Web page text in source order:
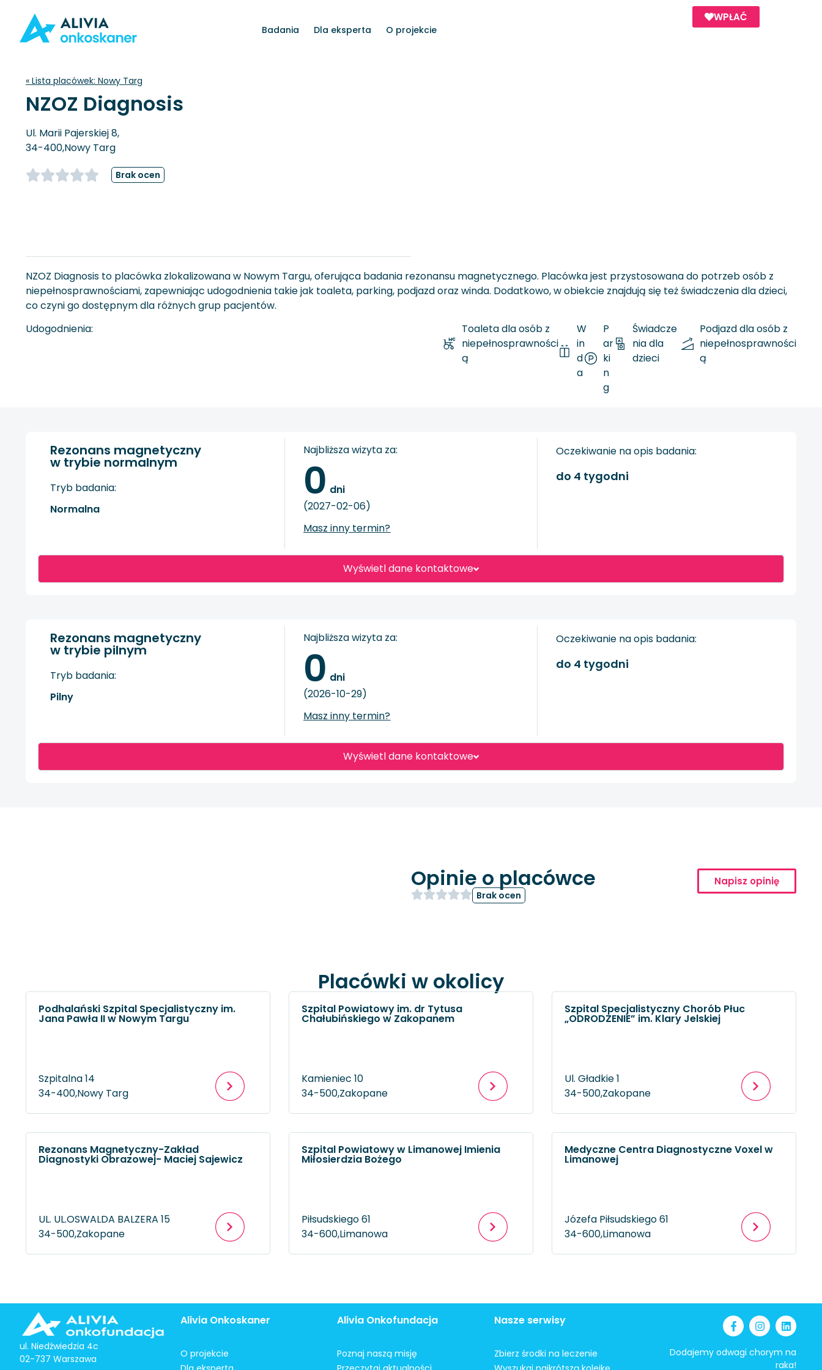
Badania Dla eksperta O projekcie
WPŁAĆ
« Lista placówek: Nowy Targ
NZOZ Diagnosis
Ul. Marii Pajerskiej 8,
34-400,Nowy Targ
Brak ocen
NZOZ Diagnosis to placówka zlokalizowana w Nowym Targu, oferująca badania rezonansu magnetycznego. Placówka jest przystosowana do potrzeb osób z
niepełnosprawnościami, zapewniając udogodnienia takie jak toaleta, parking, podjazd oraz winda. Dodatkowo, w obiekcie znajdują się też świadczenia dla dzieci,
co czyni go dostępnym dla różnych grup pacjentów.
Udogodnienia:
Toaleta dla osób z
niepełnosprawności
ą
W
in
d
a
P
ar
ki
n
g
Świadcze
nia dla
dzieci
Podjazd dla osób z
niepełnosprawności
ą
Wyświetl dane kontaktowe
Rezonans magnetyczny
w trybie normalnym
Tryb badania:
Normalna
Najbliższa wizyta za:
0 dni
(2027-02-06)
Masz inny termin?
Oczekiwanie na opis badania:
do 4 tygodni
Wyświetl dane kontaktowe
Rezonans magnetyczny
w trybie pilnym
Tryb badania:
Pilny
Najbliższa wizyta za:
0 dni
(2026-10-29)
Masz inny termin?
Oczekiwanie na opis badania:
do 4 tygodni
Opinie o placówce
Brak ocen
Napisz opinię
Placówki w okolicy
Podhalański Szpital Specjalistyczny im.
Jana Pawła II w Nowym Targu
Szpitalna 14
34-400,Nowy Targ
Szpital Powiatowy im. dr Tytusa
Chałubińskiego w Zakopanem
Kamieniec 10
34-500,Zakopane
Szpital Specjalistyczny Chorób Płuc
„ODRODZENIE” im. Klary Jelskiej
Ul. Gładkie 1
34-500,Zakopane
Rezonans Magnetyczny-Zakład
Diagnostyki Obrazowej- Maciej Sajewicz
UL. UL.OSWALDA BALZERA 15
34-500,Zakopane
Szpital Powiatowy w Limanowej Imienia
Miłosierdzia Bożego
Piłsudskiego 61
34-600,Limanowa
Medyczne Centra Diagnostyczne Voxel w
Limanowej
Józefa Piłsudskiego 61
34-600,Limanowa
ul. Niedźwiedzia 4c
02-737 Warszawa
Alivia Onkoskaner
O projekcie
Alivia Onkofundacja
Poznaj naszą misję
Nasze serwisy
Zbierz środki na leczenie
Dodajemy odwagi chorym na
raka!